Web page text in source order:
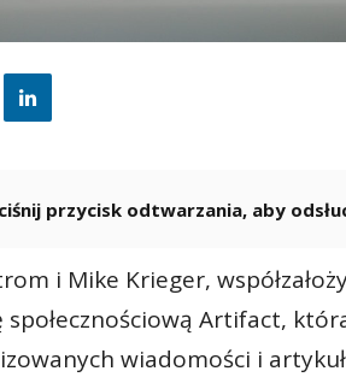
przycisk odtwarzania, aby
i Mike Krieger,
Artifact,
wiadomości i